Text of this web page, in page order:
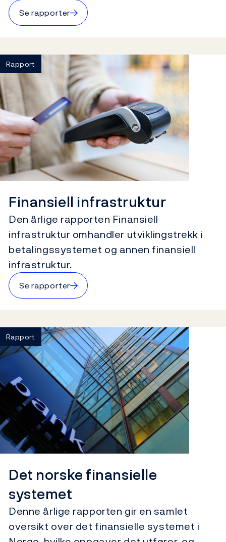
Se rapporter→
Finansiell infrastruktur
Rapport
Den årlige rapporten Finansiell
infrastruktur omhandler utviklingstrekk i
betalingssystemet og annen finansiell
infrastruktur.
Se rapporter→
Det norske finansielle
systemet
Rapport
Denne årlige rapporten gir en samlet
oversikt over det finansielle systemet i